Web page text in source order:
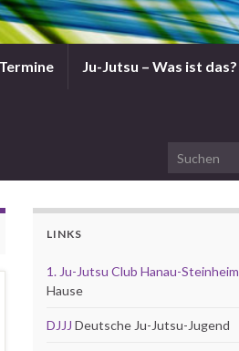
Termine Ju-Jutsu – Was ist das?
Search for:
LINKS
1. Ju-Jutsu Club Hanau-Steinheim
Hause
DJJJ Deutsche Ju-Jutsu-Jugend